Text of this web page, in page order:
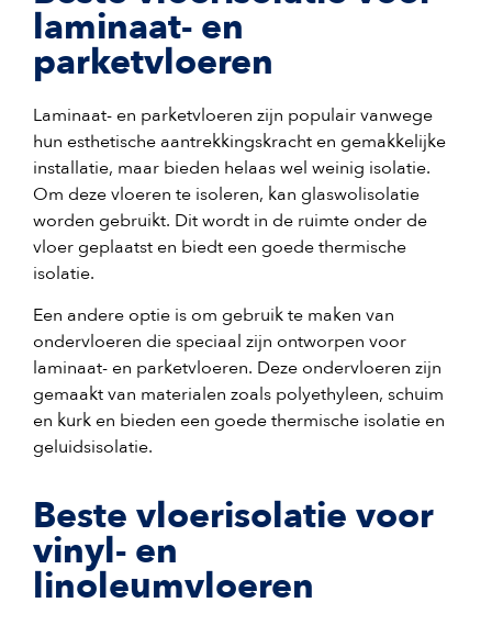
laminaat- en
parketvloeren
Laminaat- en parketvloeren zijn populair vanwege
hun esthetische aantrekkingskracht en gemakkelijke
installatie, maar bieden helaas wel weinig isolatie.
Om deze vloeren te isoleren, kan glaswolisolatie
worden gebruikt. Dit wordt in de ruimte onder de
vloer geplaatst en biedt een goede thermische
isolatie.
Een andere optie is om gebruik te maken van
ondervloeren die speciaal zijn ontworpen voor
laminaat- en parketvloeren. Deze ondervloeren zijn
gemaakt van materialen zoals polyethyleen, schuim
en kurk en bieden een goede thermische isolatie en
geluidsisolatie.
Beste vloerisolatie voor
vinyl- en
linoleumvloeren